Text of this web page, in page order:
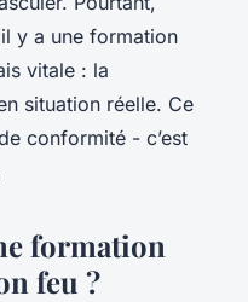
y a une formation
vitale : la
situation réelle. Ce
conformité - c’est
formation
feu ?